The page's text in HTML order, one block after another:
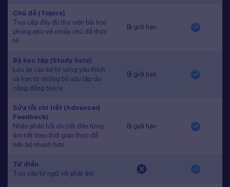
Chủ đề (Topics)
Truy cập đầy đủ thư viện bài học
phong phú với nhiều chủ đề thực
tế.
Bị giới hạn
Bộ học tập (Study Sets)
Lưu lại các bộ từ vựng yêu thích
và học từ những bộ sưu tập do
cộng đồng tạo ra.
Bị giới hạn
Sửa lỗi chi tiết (Advanced
Feedback)
Nhận phản hồi chi tiết đến từng
âm tiết theo thời gian thực để
tiến bộ nhanh hơn.
Bị giới hạn
Từ điển
Truy cập từ ngữ với phát âm